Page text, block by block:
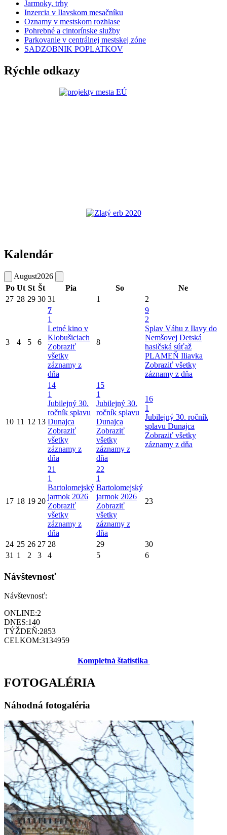
Jarmoky, trhy
Inzercia v Ilavskom mesačníku
Oznamy v mestskom rozhlase
Pohrebné a cintorínske služby
Parkovanie v centrálnej mestskej zóne
SADZOBNIK POPLATKOV
Rýchle odkazy
Kalendár
August2026
Po Ut St Št Pia So
Ne
27 28 29 30 31 1 2
3 4 5 6
7
1
Letné kino v
Klobušiciach
Zobraziť
všetky
záznamy z
dňa
8
9
2
Splav Váhu z Ilavy do
Nemšovej Detská
hasičská súťaž
PLAMEŇ Iliavka
Zobraziť všetky
záznamy z dňa
10 11 12 13
14
1
Jubilejný 30.
ročník splavu
Dunajca
Zobraziť
všetky
záznamy z
dňa
15
1
Jubilejný 30.
ročník splavu
Dunajca
Zobraziť
všetky
záznamy z
dňa
16
1
Jubilejný 30. ročník
splavu Dunajca
Zobraziť všetky
záznamy z dňa
17 18 19 20
21
1
Bartolomejský
jarmok 2026
Zobraziť
všetky
záznamy z
dňa
22
1
Bartolomejský
jarmok 2026
Zobraziť
všetky
záznamy z
dňa
23
24 25 26 27 28 29
30
31 1 2 3 4 5 6
Návštevnosť
Návštevnosť:
ONLINE:2
DNES:140
TÝŽDEŇ:2853
CELKOM:3134959
Kompletná štatistika
FOTOGALÉRIA
Náhodná fotogaléria